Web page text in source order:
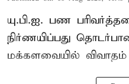
யு.பி.ஐ. பண
நிர்ணயிப்பது
மக்களவையில் விவாதம்